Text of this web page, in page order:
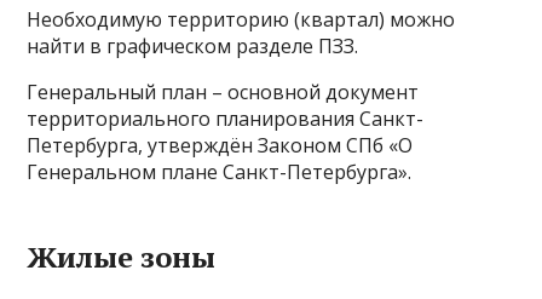
Необходимую территорию (квартал) можно
найти в графическом разделе ПЗЗ.
Генеральный план – основной документ
территориального планирования Санкт-
Петербурга, утверждён Законом СПб «О
Генеральном плане Санкт-Петербурга».
Жилые зоны